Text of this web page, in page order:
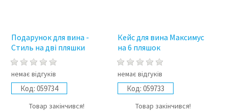
Подарунок для вина -
Стиль на дві пляшки
немає відгуків
Код: 059734
Товар закінчився!
Кейс для вина Максимус
на 6 пляшок
немає відгуків
Код: 059733
Товар закінчився!